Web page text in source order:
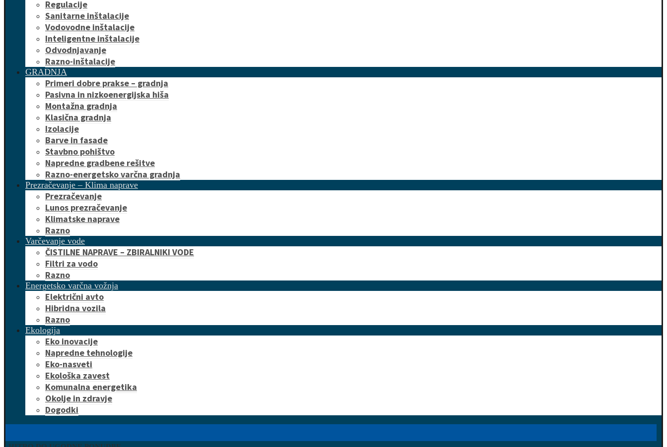
Regulacije
Sanitarne inštalacije
Vodovodne inštalacije
Inteligentne inštalacije
Odvodnjavanje
Razno-inštalacije
GRADNJA
Primeri dobre prakse – gradnja
Pasivna in nizkoenergijska hiša
Montažna gradnja
Klasična gradnja
Izolacije
Barve in fasade
Stavbno pohištvo
Napredne gradbene rešitve
Razno-energetsko varčna gradnja
Prezračevanje – Klima naprave
Prezračevanje
Lunos prezračevanje
Klimatske naprave
Razno
Varčevanje vode
ČISTILNE NAPRAVE – ZBIRALNIKI VODE
Filtri za vodo
Razno
Energetsko varčna vožnja
Električni avto
Hibridna vozila
Razno
Ekologija
Eko inovacije
Napredne tehnologije
Eko-nasveti
Ekološka zavest
Komunalna energetika
Okolje in zdravje
Dogodki